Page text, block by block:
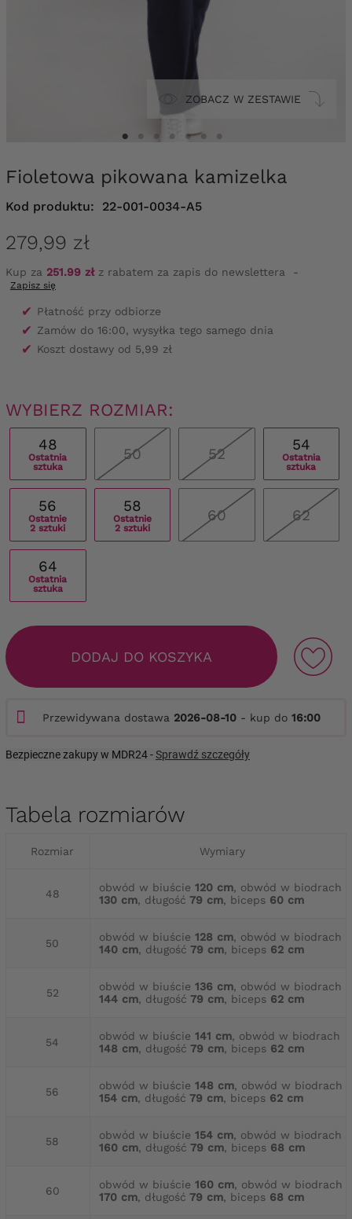
ZOBACZ W ZESTAWIE
Fioletowa pikowana kamizelka
Kod produktu: 22-001-0034-A5
279,99 zł
Kup za 251.99 złz rabatem za zapis do newslettera -
Zapisz się
✔ Płatność przy odbiorze
✔ Zamów do 16:00, wysyłka tego samego dnia
✔ Koszt dostawy od 5,99 zł
WYBIERZ ROZMIAR:
48
Ostatnia
sztuka
50 52
54
Ostatnia
sztuka
56
Ostatnie
2 sztuki
58
Ostatnie
2 sztuki
60 62
64
Ostatnia
sztuka
DODAJ DO KOSZYKA
Przewidywana dostawa 2026-08-10 - kup do 16:00
Bezpieczne zakupy w MDR24 -Sprawdź szczegóły
Tabela rozmiarów
Rozmiar Wymiary
48 obwód w biuście 120 cm, obwód w biodrach
130 cm, długość 79 cm, biceps 60 cm
50 obwód w biuście 128 cm, obwód w biodrach
140 cm, długość 79 cm, biceps 62 cm
52 obwód w biuście 136 cm, obwód w biodrach
144 cm, długość 79 cm, biceps 62 cm
54 obwód w biuście 141 cm, obwód w biodrach
148 cm, długość 79 cm, biceps 62 cm
56 obwód w biuście 148 cm, obwód w biodrach
154 cm, długość 79 cm, biceps 62 cm
58 obwód w biuście 154 cm, obwód w biodrach
160 cm, długość 79 cm, biceps 68 cm
60 obwód w biuście 160 cm, obwód w biodrach
170 cm, długość 79 cm, biceps 68 cm